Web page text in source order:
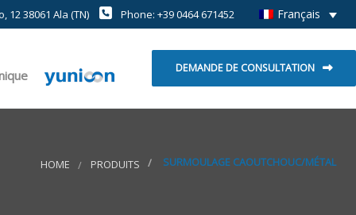
Français
12 38061 Ala (TN) Phone: +39 0464 671452
DEMANDE DE CONSULTATION
HOME PRODUITS SURMOULAGE CAOUTCHOUC/MÉTAL